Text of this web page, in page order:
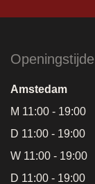
Amstedam
M 11:00 - 19:00
D 11:00 - 19:00
W 11:00 - 19:00
D 11:00 - 19:00